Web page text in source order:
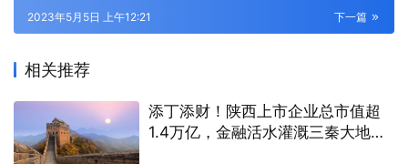
下一篇
2023年5月5日 上午12:21
相关推荐
添丁添财！陕西上市企业总市值超
1.4万亿，金融活水灌溉三秦大地各